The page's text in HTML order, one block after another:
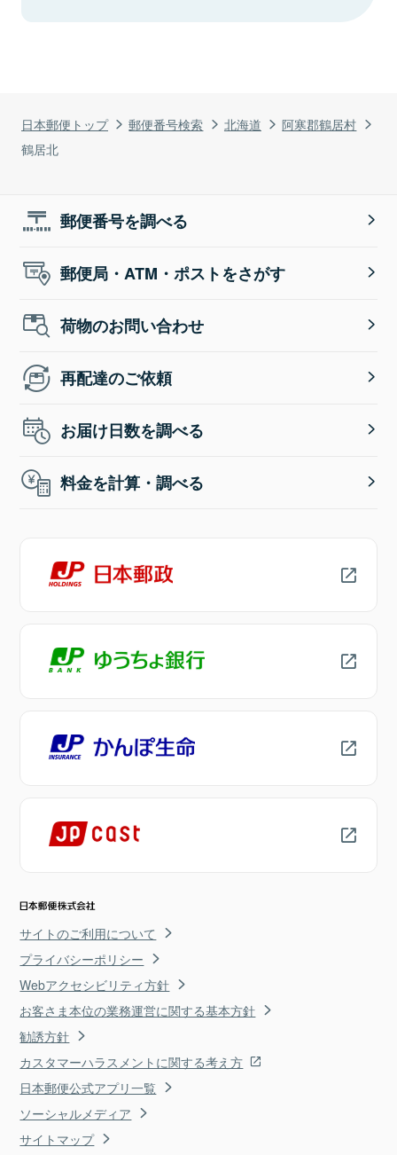
日本郵便トップ 郵便番号検索 北海道
阿寒郡鶴居村
鶴居北
郵便番号を調べる
郵便局・ATM・ポストをさがす
荷物のお問い合わせ
再配達のご依頼
お届け日数を調べる
料金を計算・調べる
サイトのご利用について
プライバシーポリシー
Webアクセシビリティ方針
お客さま本位の業務運営に関する基本方針
勧誘方針
カスタマーハラスメントに関する考え方
日本郵便公式アプリ一覧
ソーシャルメディア
サイトマップ